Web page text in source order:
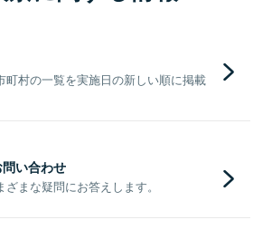
町村の一覧を実施日の新しい順に掲載
い合わせ
まな疑問にお答えします。